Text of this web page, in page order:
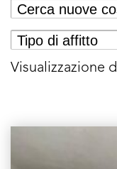
Visualizzazione